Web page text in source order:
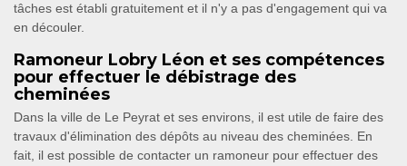
tâches est établi gratuitement et il n'y a pas d'engagement qui va
en découler.
Ramoneur Lobry Léon et ses compétences
pour effectuer le débistrage des
cheminées
Dans la ville de Le Peyrat et ses environs, il est utile de faire des
travaux d'élimination des dépôts au niveau des cheminées. En
fait, il est possible de contacter un ramoneur pour effectuer des